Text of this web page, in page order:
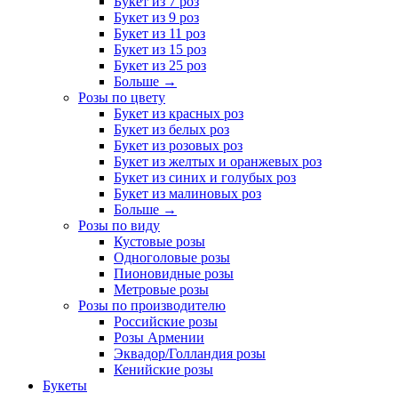
Букет из 9 роз
Букет из 11 роз
Букет из 15 роз
Букет из 25 роз
Больше →
Розы по цвету
Букет из красных роз
Букет из белых роз
Букет из розовых роз
Букет из желтых и оранжевых роз
Букет из синих и голубых роз
Букет из малиновых роз
Больше →
Розы по виду
Кустовые розы
Одноголовые розы
Пионовидные розы
Метровые розы
Розы по производителю
Российские розы
Розы Армении
Эквадор/Голландия розы
Кенийские розы
Букеты